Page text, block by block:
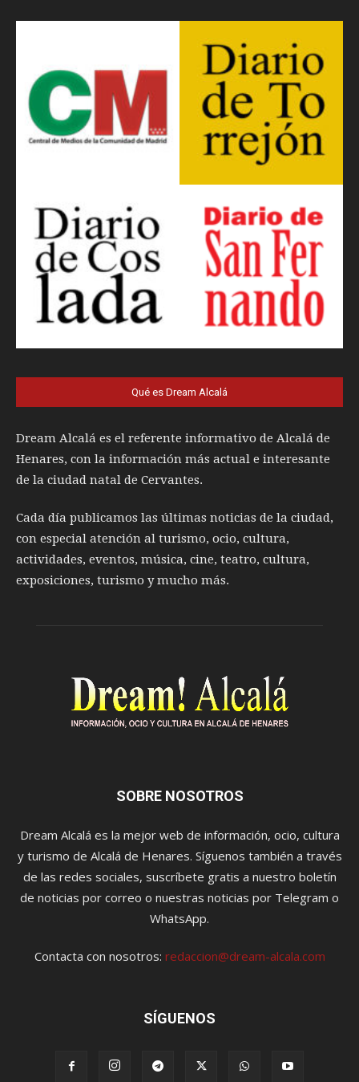
Qué es Dream Alcalá
Dream Alcalá es el referente informativo de Alcalá de
Henares, con la información más actual e interesante
de la ciudad natal de Cervantes.
Cada día publicamos las últimas noticias de la ciudad,
con especial atención al turismo, ocio, cultura,
actividades, eventos, música, cine, teatro, cultura,
exposiciones, turismo y mucho más.
SOBRE NOSOTROS
Dream Alcalá es la mejor web de información, ocio, cultura
y turismo de Alcalá de Henares. Síguenos también a través
de las redes sociales, suscríbete gratis a nuestro boletín
de noticias por correo o nuestras noticias por Telegram o
WhatsApp.
Contacta con nosotros: redaccion@dream-alcala.com
SÍGUENOS